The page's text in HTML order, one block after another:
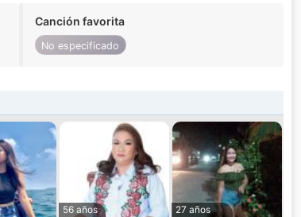
Canción favorita
No especificado
56 años
27 años